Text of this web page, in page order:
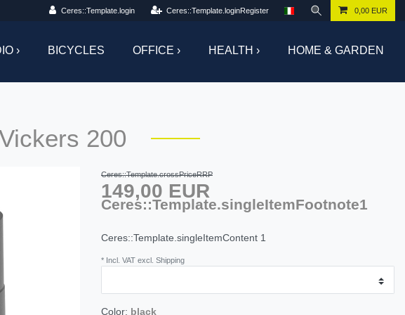
Ceres::Template.login Ceres::Template.loginRegister 0,00 EUR
› BICYCLES OFFICE › HEALTH › HOME & GARDEN
200
Ceres::Template.crossPriceRRP
149,00 EUR
Ceres::Template.singleItemFootnote1
Ceres::Template.singleItemContent 1
* Incl. VAT excl. Shipping
Color: black